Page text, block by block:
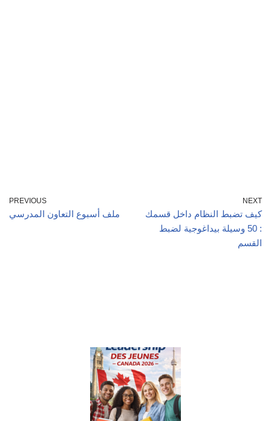
PREVIOUS
ملف أسبوع التعاون المدرسي
NEXT
كيف تضبط النظام داخل قسمك
: 50 وسيلة بيداغوجية لضبط
القسم